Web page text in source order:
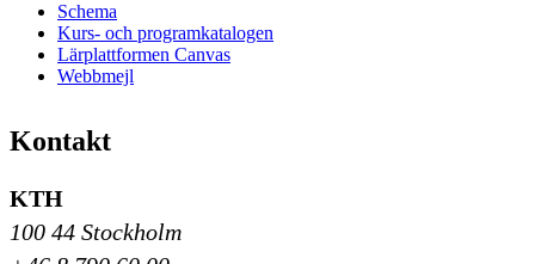
Schema
Kurs- och programkatalogen
Lärplattformen Canvas
Webbmejl
Kontakt
KTH
100 44 Stockholm